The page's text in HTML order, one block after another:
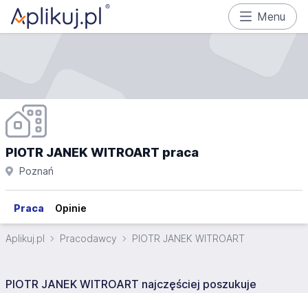
Menu
PIOTR JANEK WITROART praca
Poznań
Praca Opinie
Aplikuj.pl Pracodawcy PIOTR JANEK WITROART
PIOTR JANEK WITROART najczęściej poszukuje